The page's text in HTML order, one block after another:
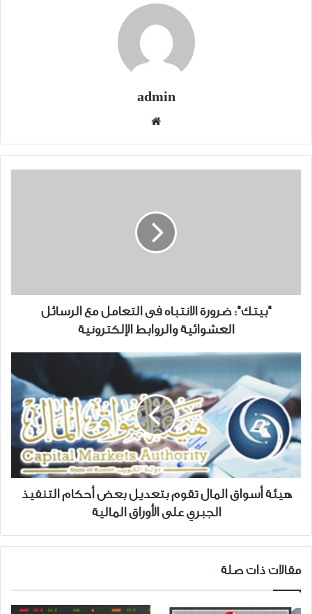
admin
"بيتك":
العشوائية
والروابط
الإلكترونية
"بيتك": ضرورة الانتباه فى التعامل مع الرسائل
العشوائية والروابط الإلكترونية
هيئة
أسواق
المال
تقوم
بتعديل
بعض
أحكام
التنفيذ
الجبري
على
المالية
هيئة أسواق المال تقوم بتعديل بعض أحكام التنفيذ
الجبري على الأوراق المالية
مقالات ذات صلة